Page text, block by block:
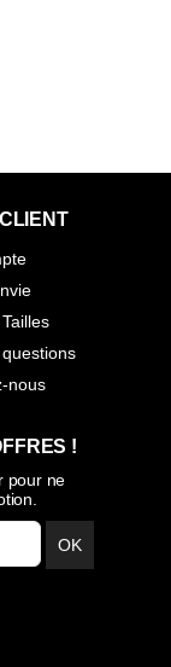
nous
!
pour ne
OK